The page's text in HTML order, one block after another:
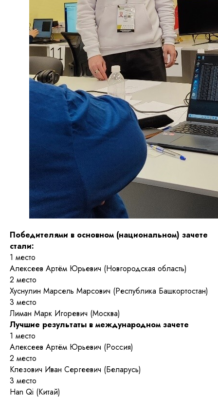
Победителями в основном (национальном) зачете
стали:
1 место
Алексеев Артём Юрьевич (Новгородская область)
2 место
Хуснулин Марсель Марсович (Республика Башкортостан)
3 место
Лиман Марк Игоревич (Москва)
Лучшие результаты в международном зачете
1 место
Алексеев Артём Юрьевич (Россия)
2 место
Клезович Иван Сергеевич (Беларусь)
3 место
Han Qi (Китай)